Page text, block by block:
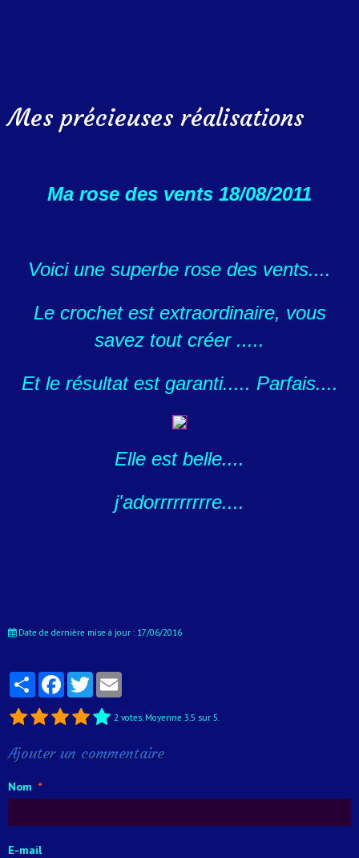
Mes précieuses réalisations
Ma rose des vents 18/08/2011
Voici une superbe rose des vents....
Le crochet est extraordinaire, vous
savez tout créer .....
Et le résultat est garanti..... Parfais....
Elle est belle....
j'adorrrrrrrrre....
Date de dernière mise à jour : 17/06/2016
PartagerFacebookTwitter
2 votes. Moyenne 3.5 sur 5.
Ajouter un commentaire
Nom
E-mail